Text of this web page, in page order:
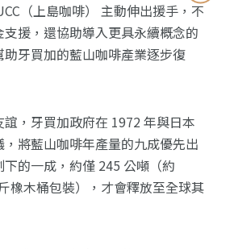
（上島咖啡） 主動伸出援手，不
援，還協助導入更具永續概念的
牙買加的藍山咖啡產業逐步復
，牙買加政府在 1972 年與日本
將藍山咖啡年產量的九成優先出
的一成，約僅 245 公噸（約
橡木桶包裝），才會釋放至全球其